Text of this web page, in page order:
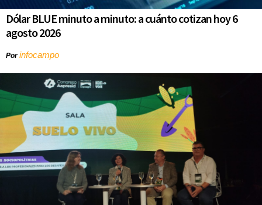
Dólar BLUE minuto a minuto: a cuánto cotizan hoy 6
agosto 2026
Porinfocampo